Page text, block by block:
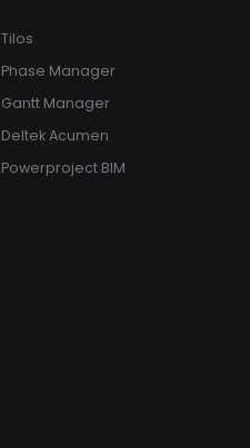
Tilos
Phase Manager
Gantt Manager
Deltek Acumen
Powerproject BIM